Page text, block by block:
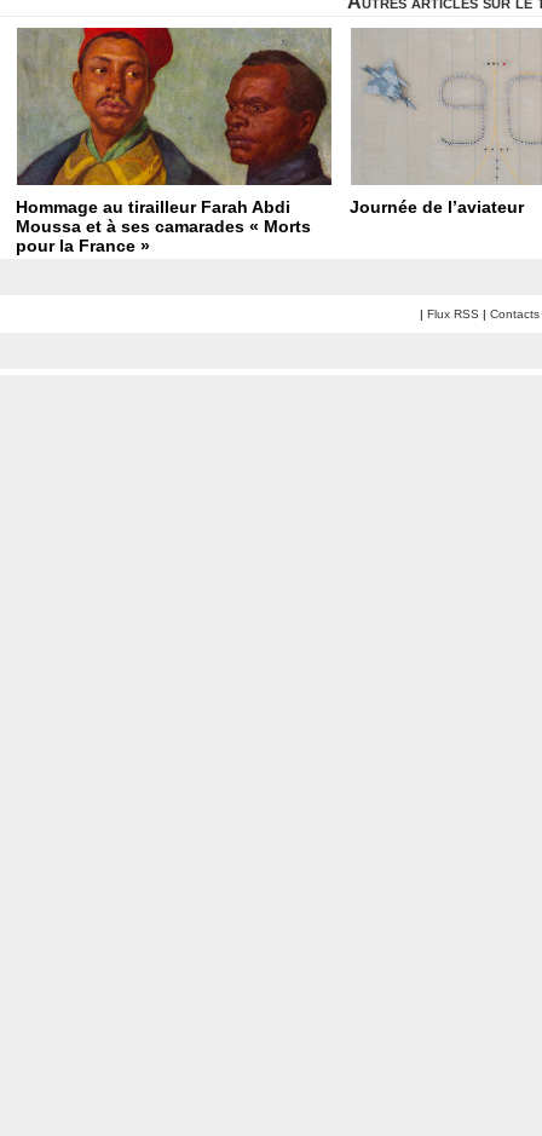
Hommage au tirailleur Farah Abdi
Moussa et à ses camarades « Morts
pour la France »
Journée de l’aviateur
| Flux RSS | Contacts